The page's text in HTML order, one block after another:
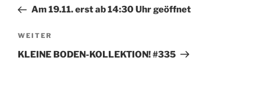
Beitrag
Am 19.11. erst ab 14:30 Uhr geöffnet
Nächster
Beitrag
WEITER
KLEINE BODEN-KOLLEKTION! #335